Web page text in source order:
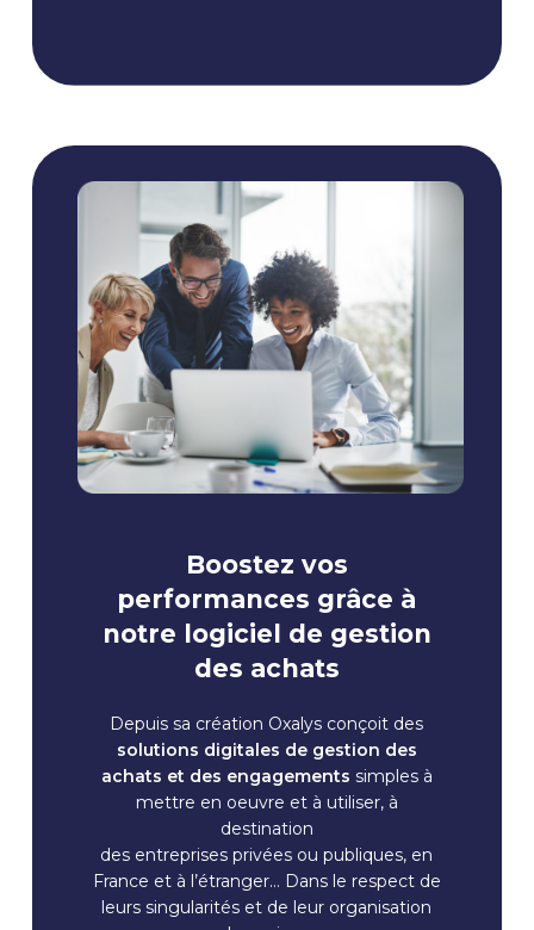
Boostez vos
performances grâce à
notre logiciel de gestion
des achats
Depuis sa création Oxalys conçoit des
solutions digitales de gestion des
achats et des engagements simples à
mettre en oeuvre et à utiliser, à
destination
des entreprises privées ou publiques, en
France et à l’étranger… Dans le respect de
leurs singularités et de leur organisation